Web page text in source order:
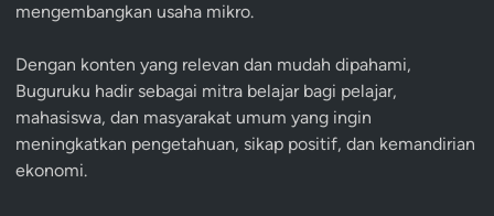
mengembangkan usaha mikro.
Dengan konten yang relevan dan mudah dipahami,
Buguruku hadir sebagai mitra belajar bagi pelajar,
mahasiswa, dan masyarakat umum yang ingin
meningkatkan pengetahuan, sikap positif, dan kemandirian
ekonomi.